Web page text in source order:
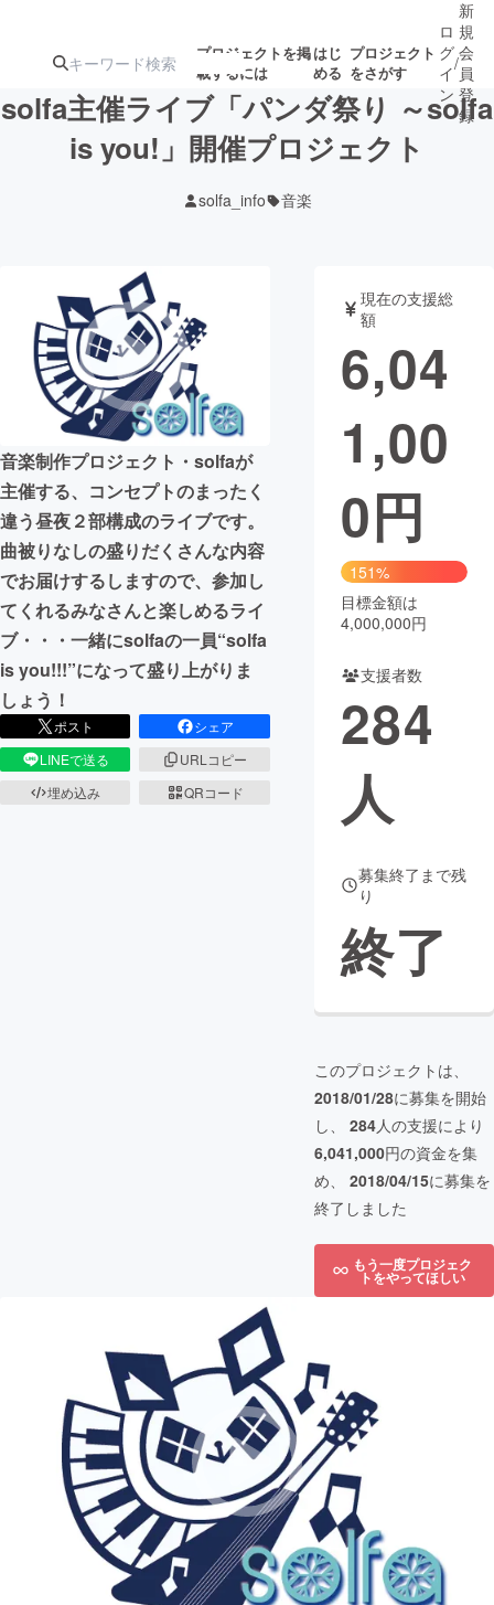
プロジェクトを掲
載するには
はじ
める
プロジェクト
をさがす
ジェクト
募集終了が近いプ
ロジェクト
アート・写真 音楽
テクノロジー・ガジェット ゲーム・サ
映像・映画
ビジネス・起業
まちづくり・地域活性化
CAMPFIRE for Social Good
CAMPFIRE Creation
CAMPFIREふるさと納税machi-ya コミュニティ
ロ
グ
イ
ン
/
新
規
会
員
登
録
solfa主催ライブ「パンダ祭り ～solfa
is you!」開催プロジェクト
solfa_info 音楽
音楽制作プロジェクト・solfaが
主催する、コンセプトのまったく
違う昼夜２部構成のライブです。
曲被りなしの盛りだくさんな内容
でお届けするしますので、参加し
てくれるみなさんと楽しめるライ
ブ・・・一緒にsolfaの一員“solfa
is you!!!”になって盛り上がりま
しょう！
ポスト
シェア
LINEで送る
URLコピー
埋め込み
QRコード
現在の支援総
額
6,04
1,00
0円
151%
目標金額は
4,000,000円
支援者数
284
人
募集終了まで残
り
終了
このプロジェクトは、
2018/01/28に募集を開始
し、 284人の支援により
6,041,000円の資金を集
め、 2018/04/15に募集を
終了しました
もう一度プロジェク
トをやってほしい